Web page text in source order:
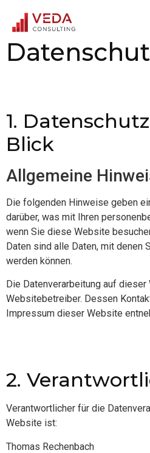
1.
Blick
Allgemeine
Die folgenden Hinweise geben
darüber, was mit Ihren
wenn Sie diese Website
Daten sind alle Daten, mit
werden können.
Die Datenverarbeitung auf
Websitebetreiber. Dessen
Impressum dieser Website
2.
Verantwortlicher für die
Website ist:
Thomas Rechenbach